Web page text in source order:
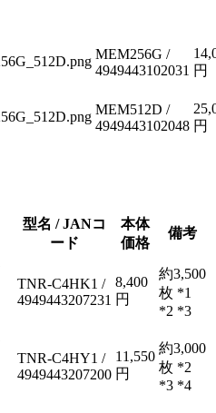
MEM256G /
4949443102031 円
MEM512D /
4949443102048 円
型名 / JANコ
ード
本体
価格
備考
TNR-C4HK1 /
4949443207231
8,400
円
約3,500
枚 *1
*2 *3
TNR-C4HY1 /
4949443207200
11,550
円
約3,000
枚 *2
*3 *4